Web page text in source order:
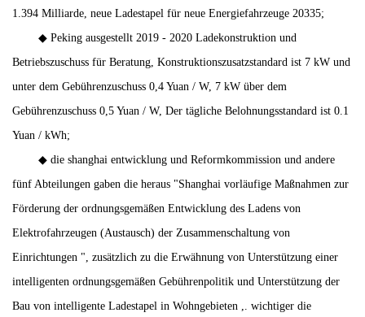
1.394 Milliarde, neue Ladestapel für neue Energiefahrzeuge 20335;
◆ Peking ausgestellt 2019 - 2020 Ladekonstruktion und
Betriebszuschuss für Beratung, Konstruktionszusatzstandard ist 7 kW und
unter dem Gebührenzuschuss 0,4 Yuan / W, 7 kW über dem
Gebührenzuschuss 0,5 Yuan / W, Der tägliche Belohnungsstandard ist 0.1
Yuan / kWh;
◆ die shanghai entwicklung und Reformkommission und andere
fünf Abteilungen gaben die heraus "Shanghai vorläufige Maßnahmen zur
Förderung der ordnungsgemäßen Entwicklung des Ladens von
Elektrofahrzeugen (Austausch) der Zusammenschaltung von
Einrichtungen ", zusätzlich zu die Erwähnung von Unterstützung einer
intelligenten ordnungsgemäßen Gebührenpolitik und Unterstützung der
Bau von intelligente Ladestapel in Wohngebieten ,. wichtiger die